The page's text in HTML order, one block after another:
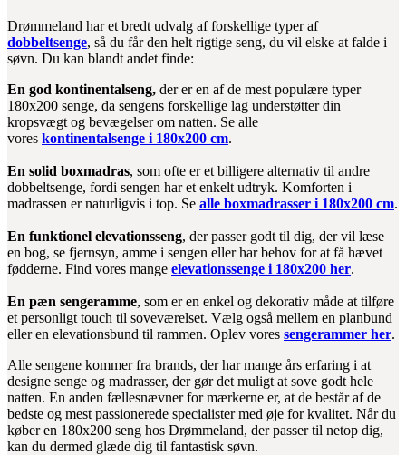
Drømmeland har et bredt udvalg af forskellige typer af
dobbeltsenge, så du får den helt rigtige seng, du vil elske at falde i
søvn. Du kan blandt andet finde:
En god kontinentalseng, der er en af de mest populære typer
180x200 senge, da sengens forskellige lag understøtter din
kropsvægt og bevægelser om natten. Se alle
vores kontinentalsenge i 180x200 cm.
En solid boxmadras, som ofte er et billigere alternativ til andre
dobbeltsenge, fordi sengen har et enkelt udtryk. Komforten i
madrassen er naturligvis i top. Se alle boxmadrasser i 180x200 cm.
En funktionel elevationsseng, der passer godt til dig, der vil læse
en bog, se fjernsyn, amme i sengen eller har behov for at få hævet
fødderne. Find vores mange elevationssenge i 180x200 her.
En pæn sengeramme, som er en enkel og dekorativ måde at tilføre
et personligt touch til soveværelset. Vælg også mellem en planbund
eller en elevationsbund til rammen. Oplev vores sengerammer her.
Alle sengene kommer fra brands, der har mange års erfaring i at
designe senge og madrasser, der gør det muligt at sove godt hele
natten. En anden fællesnævner for mærkerne er, at de består af de
bedste og mest passionerede specialister med øje for kvalitet. Når du
køber en 180x200 seng hos Drømmeland, der passer til netop dig,
kan du dermed glæde dig til fantastisk søvn.